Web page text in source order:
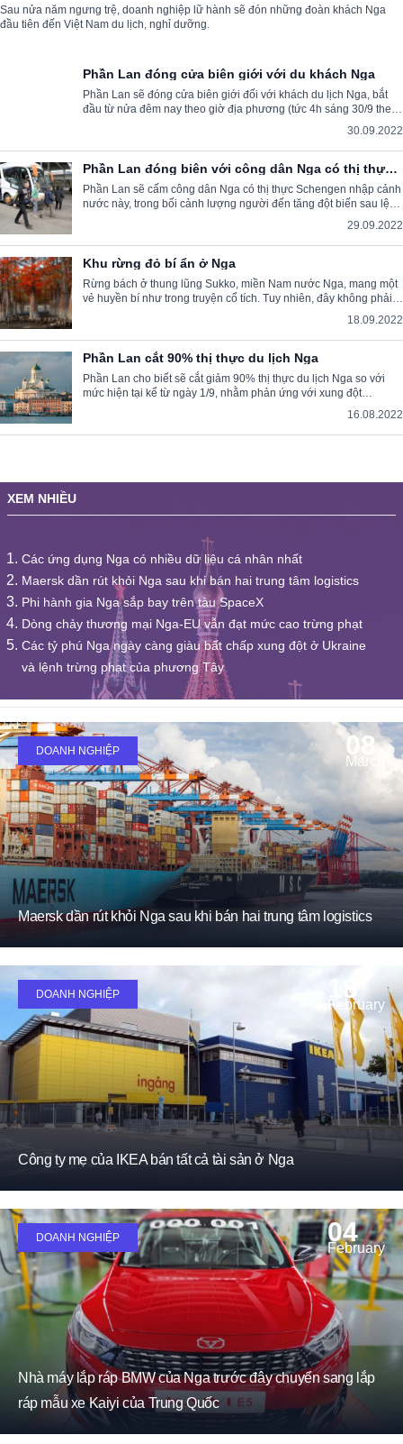
Sau nửa năm ngưng trệ, doanh nghiệp lữ hành sẽ đón những đoàn khách Nga
đầu tiên đến Việt Nam du lịch, nghỉ dưỡng.
Phần Lan đóng cửa biên giới với du khách Nga
Phần Lan sẽ đóng cửa biên giới đối với khách du lịch Nga, bắt
đầu từ nửa đêm nay theo giờ địa phương (tức 4h sáng 30/9 theo
30.09.2022
Phần Lan đóng biên với công dân Nga có thị thực
Schengen
Phần Lan sẽ cấm công dân Nga có thị thực Schengen nhập cảnh
nước này, trong bối cảnh lượng người đến tăng đột biến sau lệnh
29.09.2022
Khu rừng đỏ bí ẩn ở Nga
Rừng bách ở thung lũng Sukko, miền Nam nước Nga, mang một
vẻ huyền bí như trong truyện cổ tích. Tuy nhiên, đây không phải
khu rừng tự nhiên. Nó được tạo nên từ bàn tay con người.
18.09.2022
Phần Lan cắt 90% thị thực du lịch Nga
Phần Lan cho biết sẽ cắt giảm 90% thị thực du lịch Nga so với
mức hiện tại kể từ ngày 1/9, nhằm phản ứng với xung đột
16.08.2022
XEM NHIỀU
Các ứng dụng Nga có nhiều dữ liệu cá nhân nhất
Maersk dần rút khỏi Nga sau khi bán hai trung tâm logistics
Phi hành gia Nga sắp bay trên tàu SpaceX
Dòng chảy thương mại Nga-EU vẫn đạt mức cao trừng phạt
Các tỷ phú Nga ngày càng giàu bất chấp xung đột ở Ukraine
và lệnh trừng phạt của phương Tây
DOANH NGHIỆP 08
March
Maersk dần rút khỏi Nga sau khi bán hai trung tâm logistics
DOANH NGHIỆP 18
February
Công ty mẹ của IKEA bán tất cả tài sản ở Nga
DOANH NGHIỆP 04
February
Nhà máy lắp ráp BMW của Nga trước đây chuyển sang lắp
ráp mẫu xe Kaiyi của Trung Quốc